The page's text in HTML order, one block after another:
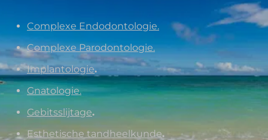
Complexe Endodontologie.
Complexe Parodontologie.
Implantologie.
Gnatologie.
Gebitsslijtage.
Esthetische tandheelkunde.